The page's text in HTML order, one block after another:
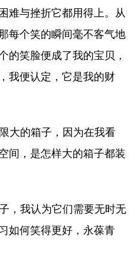
难与挫折它都用得上。从
每个笑的瞬间毫不客气地
的笑脸便成了我的宝贝，
我便认定，它是我的财
大的箱子，因为在我看
间，是怎样大的箱子都装
，我认为它们需要无时无
如何笑得更好，永葆青